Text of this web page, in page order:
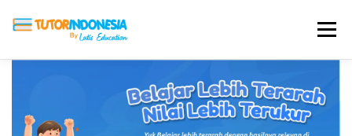
Menu
ABOUT US JADI PENGAJAR